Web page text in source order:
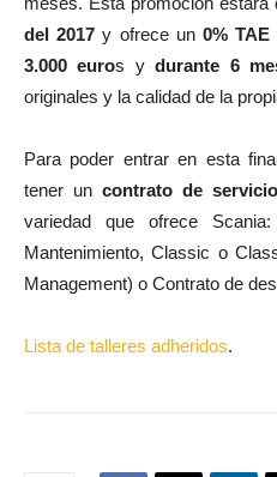
del 2017 y ofrece un0% TAE
3.000 euros ydurante 6
originales y la calidad de la
Para poder entrar en esta
tener un contrato de
variedad que ofrece
Mantenimiento, Classic o
Management) o Contrato de
Lista de talleres adheridos.